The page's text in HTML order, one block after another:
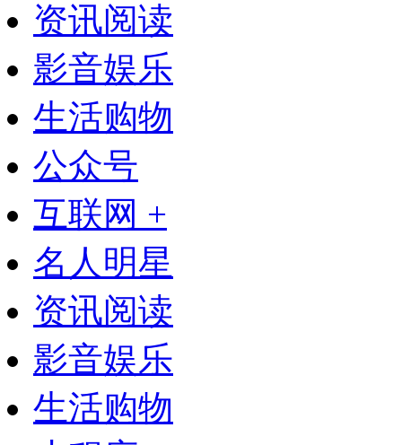
资讯阅读
影音娱乐
生活购物
公众号
互联网 +
名人明星
资讯阅读
影音娱乐
生活购物